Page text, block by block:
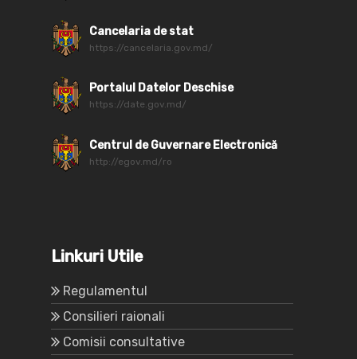
Cancelaria de stat
https://cancelaria.gov.md/
Portalul Datelor Deschise
https://date.gov.md/
Centrul de Guvernare Electronică
http://egov.md/ro
Linkuri Utile
Regulamentul
Consilieri raionali
Comisii consultative